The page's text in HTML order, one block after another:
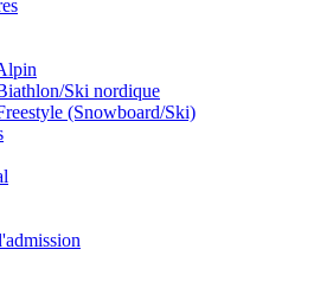
Ski nordique
(Snowboard/Ski)